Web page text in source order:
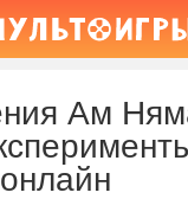
Ам